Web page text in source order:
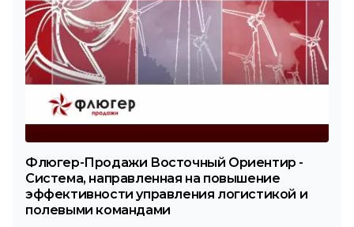
Флюгер-Продажи Восточный Ориентир -
Система, направленная на повышение
эффективности управления логистикой и
полевыми командами